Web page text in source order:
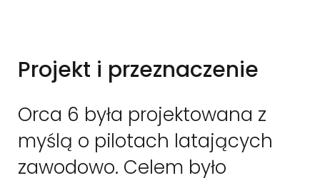
Projekt i przeznaczenie
Orca 6 była projektowana z
myślą o pilotach latających
zawodowo. Celem było